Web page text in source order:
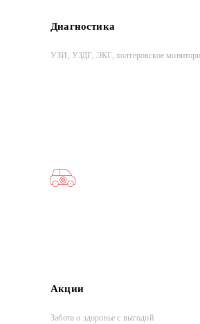
Диагностика
УЗИ, УЗДГ, ЭКГ, холтеровское
Акции
Забота о здоровье с выгодой